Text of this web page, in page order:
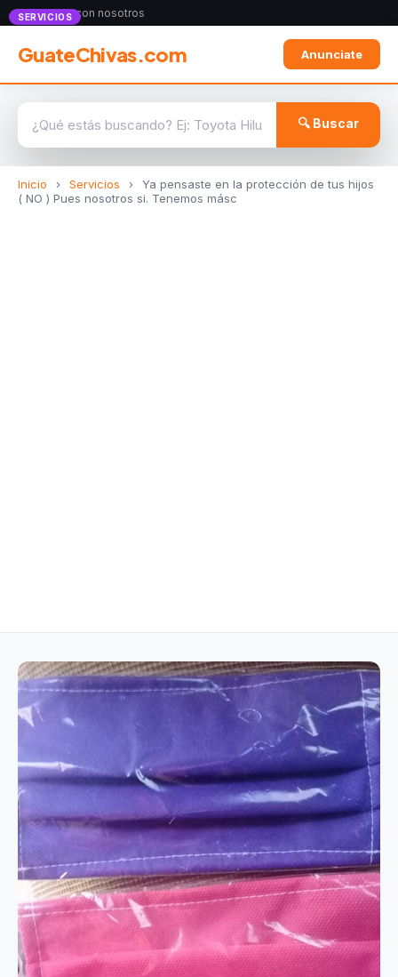
Anunciate con nosotros
GuateChivas.com Anunciate
🔍 Buscar
Inicio › Servicios ›
Ya pensaste en la protección de tus hijos
( NO ) Pues nosotros si. Tenemos másc
SERVICIOS